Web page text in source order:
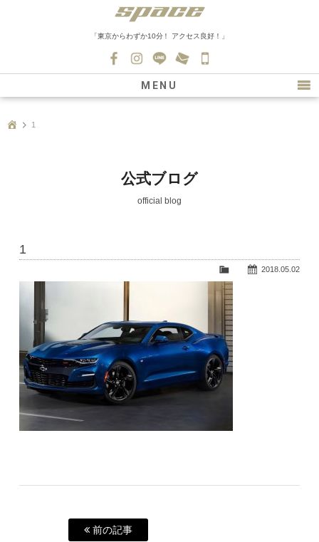
「東京からわずか10分！ アクセス良好！」
0139
MENU
新車情報
在庫車情報
1
公式ブログ
official blog
1
2018.05.02
前の記事